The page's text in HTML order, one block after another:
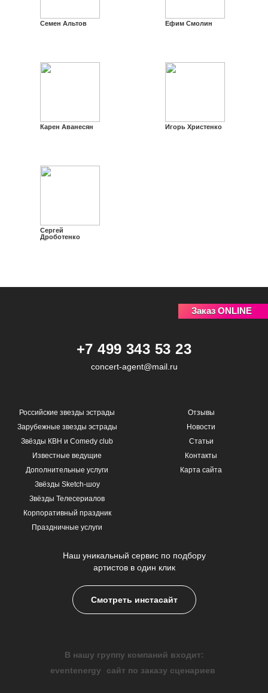
Заказ ONLINE
Семен Альтов Ефим Смолин
Карен Аванесян Игорь Христенко
Сергей
Дроботенко
+7 499 343 53 23
concert-agent@mail.ru
Российские звезды эстрады
Зарубежные звезды эстрады
Звёзды КВН и Comedy club
Известные ведущие
Дополнительные услуги
Звёзды Sketch-шоу
Звёзды Телесериалов
Корпоративный праздник
Праздничные услуги
Отзывы
Новости
Статьи
Контакты
Карта сайта
Наш уникальный сервис по подбору
артистов в один клик
Смотреть инстасайт
В нашу группу компаний входит:
eventenergy
сайт по заказу сценариев